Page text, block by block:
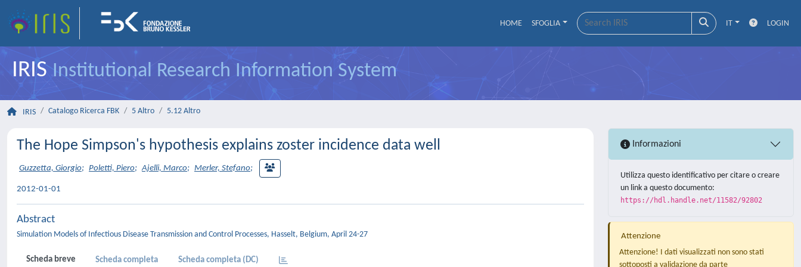
HOME SFOGLIA IT LOGIN
IRISInstitutional Research Information System
IRIS Catalogo Ricerca FBK 5 Altro 5.12 Altro
The Hope Simpson's hypothesis explains zoster incidence data well
Guzzetta, Giorgio; Poletti, Piero; Ajelli, Marco; Merler, Stefano;
2012-01-01
Abstract
Simulation Models of Infectious Disease Transmission and Control Processes, Hasselt, Belgium, April 24-27
Scheda breve Scheda completa Scheda completa (DC)
Informazioni
Utilizza questo identificativo per citare o creare
un link a questo documento:
https://hdl.handle.net/11582/92802
Attenzione
Attenzione! I dati visualizzati non sono stati
sottoposti a validazione da parte